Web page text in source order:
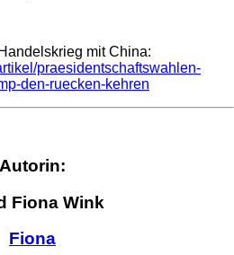
mit China:
praesidentschaftswahlen-
den-ruecken-kehren
Autorin:
Fiona